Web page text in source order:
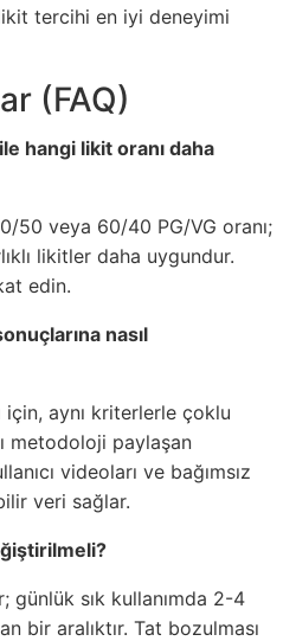
tercihi en iyi deneyimi
(FAQ)
ile hangi likit oranı daha
50 veya 60/40 PG/VG oranı;
likitler daha uygundur.
edin.
nasıl
aynı kriterlerle çoklu
metodoloji paylaşan
videoları ve bağımsız
veri sağlar.
günlük sık kullanımda 2-4
bir aralıktır. Tat bozulması